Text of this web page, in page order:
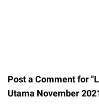
Post a Comment for
Utama November